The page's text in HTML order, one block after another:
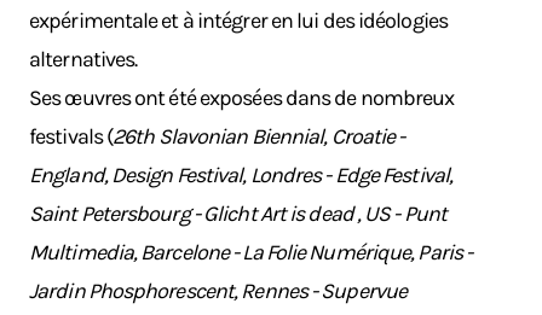
expérimentale et à intégrer en lui des idéologies
alternatives.
Ses œuvres ont été exposées dans de nombreux
festivals (26th Slavonian Biennial, Croatie -
England, Design Festival, Londres - Edge Festival,
Saint Petersbourg - Glicht Art is dead , US - Punt
Multimedia, Barcelone - La Folie Numérique, Paris -
Jardin Phosphorescent, Rennes - Supervue